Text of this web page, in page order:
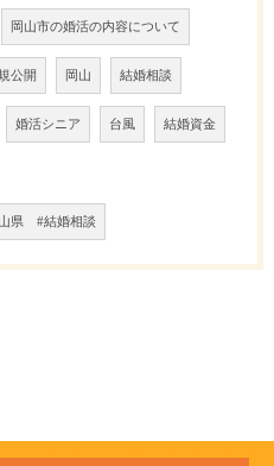
岡山市の婚活の内容について
公開 岡山 結婚相談
婚活シニア 台風 結婚資金
県 #結婚相談